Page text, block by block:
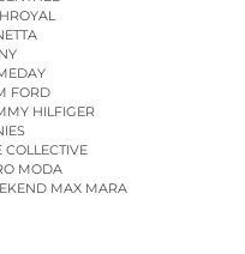
FORD
HILFIGER
COLLECTIVE
MODA
MAX MARA